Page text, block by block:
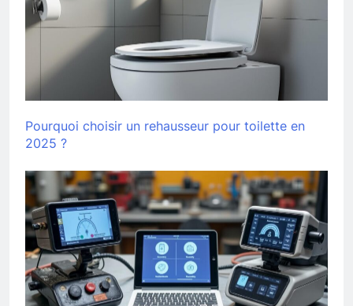
Pourquoi choisir un rehausseur pour toilette en
2025 ?